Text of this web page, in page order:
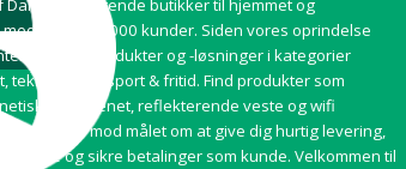
Danmarks førende butikker til hjemmet og
med over 500 000 kunder. Siden vores oprindelse
smart-produkter og -løsninger i kategorier
teknologi og sport & fritid. Find produkter som
myggenet, reflekterende veste og wifi
altid mod målet om at give dig hurtig levering,
og sikre betalinger som kunde. Velkommen til